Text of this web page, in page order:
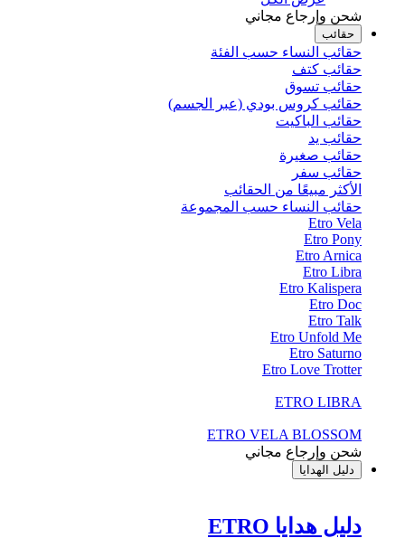
شحن وإرجاع مجاني
حقائب
حقائب النساء حسب الفئة
حقائب كتف
حقائب تسوق
حقائب كروس بودي (عبر الجسم)
حقائب الباكيت
حقائب يد
حقائب صغيرة
حقائب سفر
الأكثر مبيعًا من الحقائب
حقائب النساء حسب المجموعة
Etro Vela
Etro Pony
Etro Arnica
Etro Libra
Etro Kalispera
Etro Doc
Etro Talk
Etro Unfold Me
Etro Saturno
Etro Love Trotter
ETRO LIBRA
ETRO VELA BLOSSOM
شحن وإرجاع مجاني
دليل الهدايا
دليل هدايا ETRO